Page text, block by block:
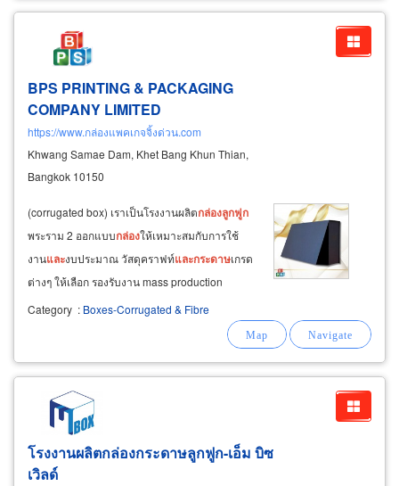
BPS PRINTING & PACKAGING
COMPANY LIMITED
https://www.กล่องแพคเกจจิ้งด่วน.com
Khwang Samae Dam, Khet Bang Khun Thian,
Bangkok 10150
(corrugated box) เราเป็นโรงงานผลิตกล่องลูกฟูก
พระราม 2 ออกแบบกล่องให้เหมาะสมกับการใช้
งานและงบประมาณ วัสดุคราฟท์และกระดาษเกรด
ต่างๆ ให้เลือก รองรับงาน mass production
สำหรับโรงงานอุตสาหกรรม รับทำ กล่องลูกฟูก
ออฟ
แข็งแรงในตัวเดียว
Category : Boxes-Corrugated & Fibre
โรงงานผลิตกล่องกระดาษลูกฟูก-เอ็ม บิซ
เวิลด์